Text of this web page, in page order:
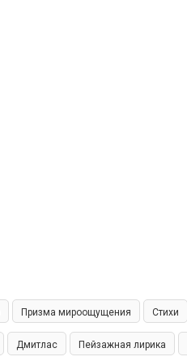
Призма мироощущения Стихи
Дмитлас Пейзажная лирика